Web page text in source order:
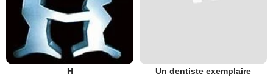
H Un dentiste exemplaire